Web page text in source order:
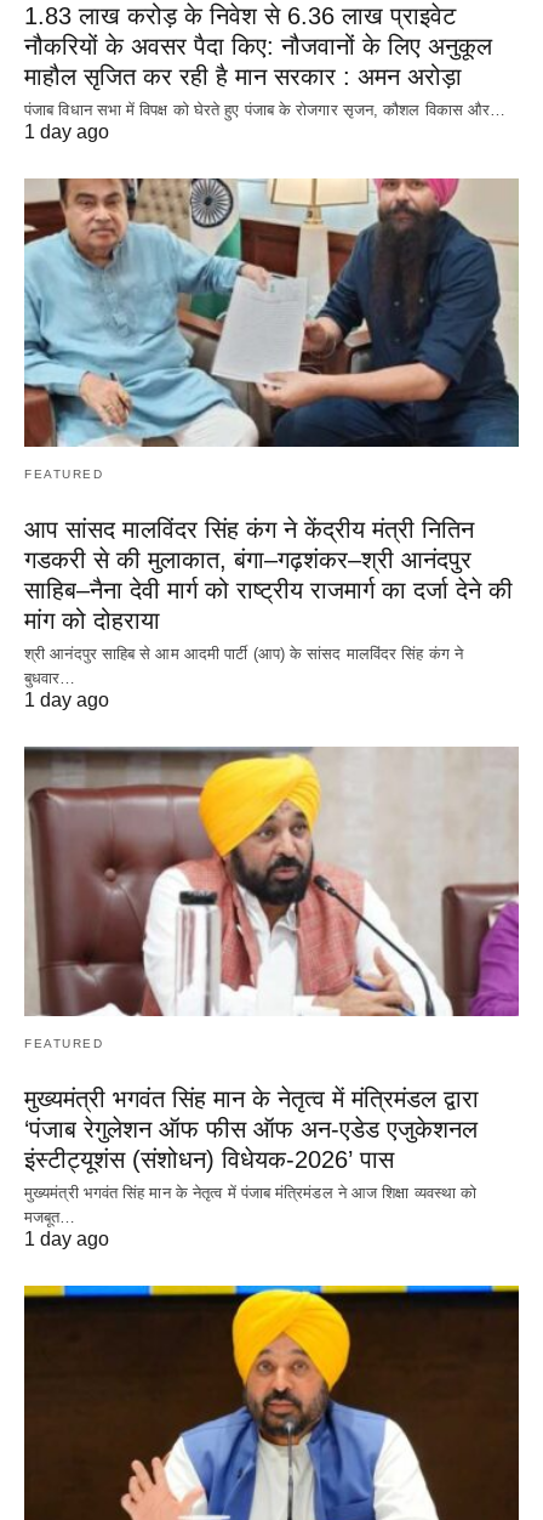
1.83 लाख करोड़ के निवेश से 6.36 लाख प्राइवेट
नौकरियों के अवसर पैदा किए: नौजवानों के लिए अनुकूल
माहौल सृजित कर रही है मान सरकार : अमन अरोड़ा
पंजाब विधान सभा में विपक्ष को घेरते हुए पंजाब के रोजगार सृजन, कौशल विकास और…
1 day ago
FEATURED
आप सांसद मालविंदर सिंह कंग ने केंद्रीय मंत्री नितिन
गडकरी से की मुलाकात, बंगा–गढ़शंकर–श्री आनंदपुर
साहिब–नैना देवी मार्ग को राष्ट्रीय राजमार्ग का दर्जा देने की
मांग को दोहराया
श्री आनंदपुर साहिब से आम आदमी पार्टी (आप) के सांसद मालविंदर सिंह कंग ने
बुधवार…
1 day ago
FEATURED
मुख्यमंत्री भगवंत सिंह मान के नेतृत्व में मंत्रिमंडल द्वारा
‘पंजाब रेगुलेशन ऑफ फीस ऑफ अन-एडेड एजुकेशनल
इंस्टीट्यूशंस (संशोधन) विधेयक-2026’ पास
मुख्यमंत्री भगवंत सिंह मान के नेतृत्व में पंजाब मंत्रिमंडल ने आज शिक्षा व्यवस्था को
मजबूत…
1 day ago